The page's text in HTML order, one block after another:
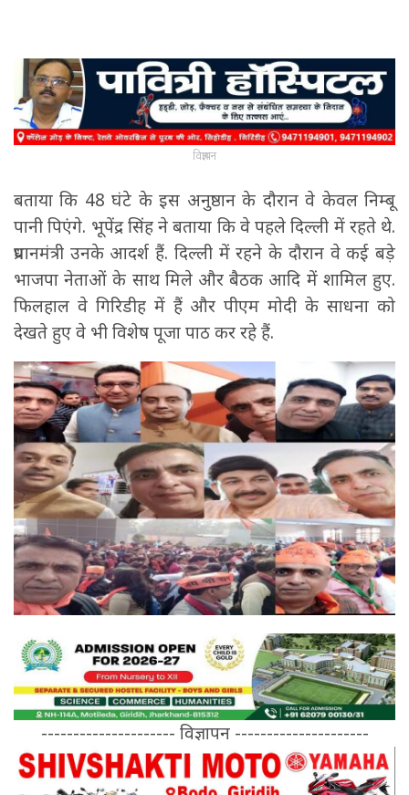
विज्ञापन
बताया कि 48 घंटे के इस अनुष्ठान के दौरान वे केवल निम्बू
पानी पिएंगे. भूपेंद्र सिंह ने बताया कि वे पहले दिल्ली में रहते थे.
प्रधानमंत्री उनके आदर्श हैं. दिल्ली में रहने के दौरान वे कई बड़े
भाजपा नेताओं के साथ मिले और बैठक आदि में शामिल हुए.
फिलहाल वे गिरिडीह में हैं और पीएम मोदी के साधना को
देखते हुए वे भी विशेष पूजा पाठ कर रहे हैं.
--------------------- विज्ञापन ---------------------